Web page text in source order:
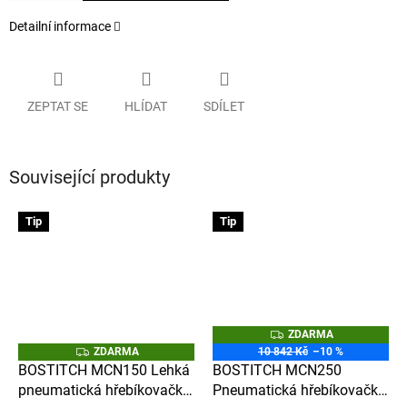
Detailní informace
ZEPTAT SE HLÍDAT SDÍLET
Související produkty
Tip
Z
D
A
R
ZDARMA
BOSTITCH MCN150 Lehká
pneumatická hřebíkovačka
Tip
Z
D
A
R
M
A
ZDARMA
10 842 Kč –10 %
BOSTITCH MCN250
Pneumatická hřebíkovačka